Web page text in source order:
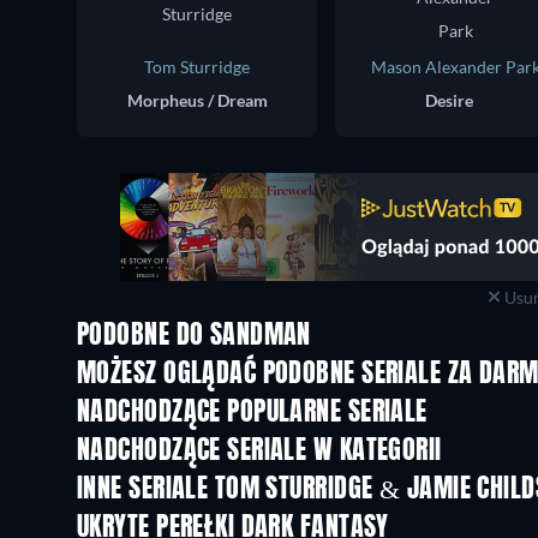
Tom Sturridge
Morpheus / Dream
Mason Alexander
Desire
PODOBNE DO SANDMAN
TV
MOŻESZ OGLĄDAĆ PODOBNE SERIALE ZA
TV TV
NADCHODZĄCE POPULARNE SERIALE
NADCHODZĄCE SERIALE W KATEGORII
Sezon 2
INNE SERIALE TOM STURRIDGE & JAMIE
TV
UKRYTE PEREŁKI DARK FANTASY